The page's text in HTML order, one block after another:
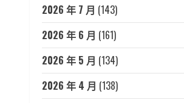
2026 年 7 月 (143)
2026 年 6 月 (161)
2026 年 5 月 (134)
2026 年 4 月 (138)